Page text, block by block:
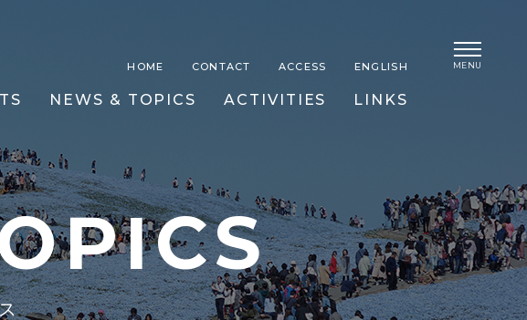
NEWS & TOPICS ACTIVITIES LINKS
HOME CONTACT ACCESS ENGLISH MENU